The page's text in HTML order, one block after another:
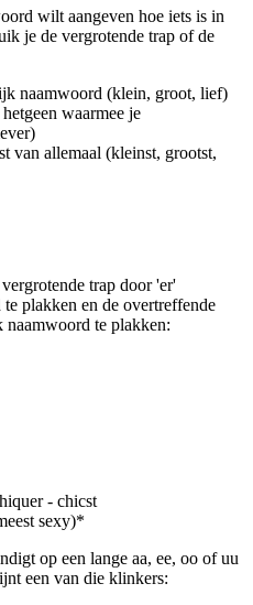
wilt aangeven hoe iets is in
je de vergrotende trap of de
naamwoord (klein, groot, lief)
waarmee je
van allemaal (kleinst, grootst,
trap door 'er'
plakken en de overtreffende
te plakken:
- chicst
sexy)*
op een lange aa, ee, oo of uu
een van die klinkers: